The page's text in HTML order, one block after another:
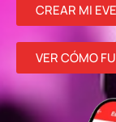
CREAR MI
VER CÓMO